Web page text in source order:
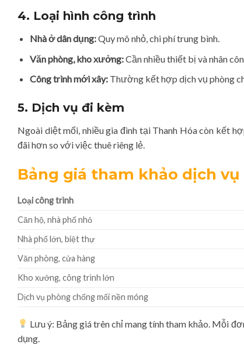
4. Loại hình công trình
Nhà ở dân dụng:Quy mô nhỏ, chi phí trung bình.
Văn phòng, kho xưởng:Cần nhiều thiết bị và nhân
Công trình mới xây:Thường kết hợp dịch vụ phòng
5. Dịch vụ đi kèm
Ngoài diệt mối, nhiều gia đình tại Thanh Hóa còn kết
đãi hơn so với việc thuê riêng lẻ.
Bảng giá tham khảo dịch
Loại công trình
Căn hộ, nhà phố nhỏ
Nhà phố lớn, biệt thự
Văn phòng, cửa hàng
Kho xưởng, công trình lớn
Dịch vụ phòng chống mối nền móng
Lưu ý: Bảng giá trên chỉ mang tính tham khảo. Mỗi
dụng.